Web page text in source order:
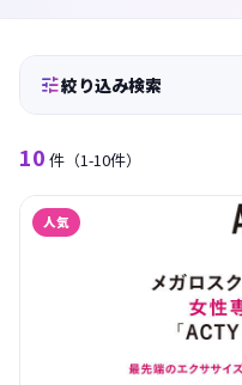
絞り込み検索
10 件 （1-10件）
人気